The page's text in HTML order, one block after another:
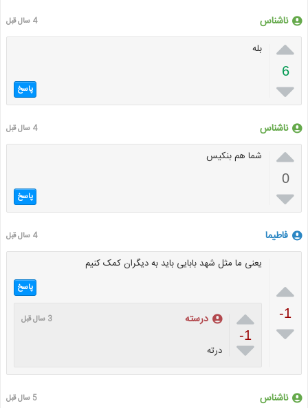
ناشناس 4 سال قبل

6

بله
پاسخ
ناشناس 4 سال قبل

0

شما هم بنکیس
پاسخ
فاطیما 4 سال قبل

-1

یعنی ما مثل شهد بابایی باید به دیگران کمک کنیم
پاسخ

-1

درسته 3 سال قبل
درته
ناشناس 5 سال قبل